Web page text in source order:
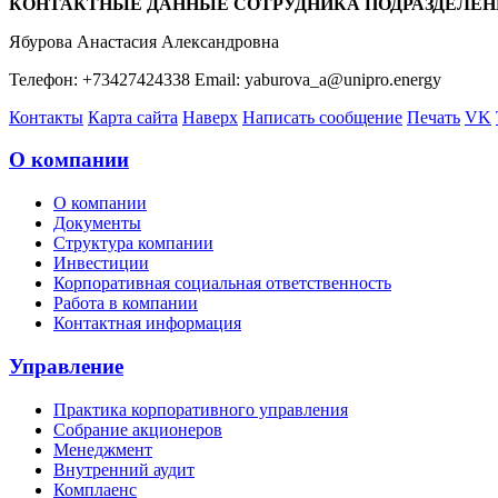
Ябурова Анастасия Александровна
Телефон: +73427424338 Email: yaburova_a@unipro.energy
Контакты Карта сайта Наверх Написать сообщение Печать VK
О компании
О компании
Документы
Структура компании
Инвестиции
Корпоративная социальная ответственность
Работа в компании
Контактная информация
Управление
Практика корпоративного управления
Собрание акционеров
Менеджмент
Внутренний аудит
Комплаенс